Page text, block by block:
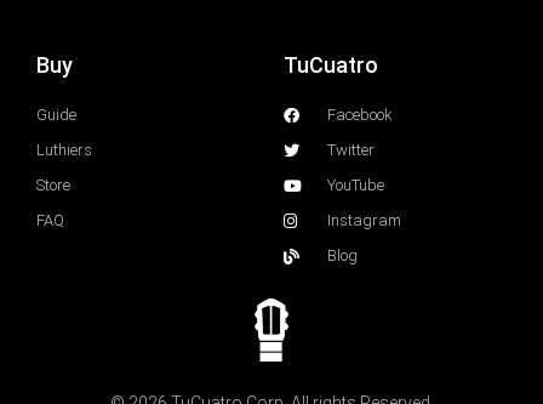
Buy
Guide
Luthiers
Store
FAQ
TuCuatro
Facebook
Twitter
YouTube
Instagram
Blog